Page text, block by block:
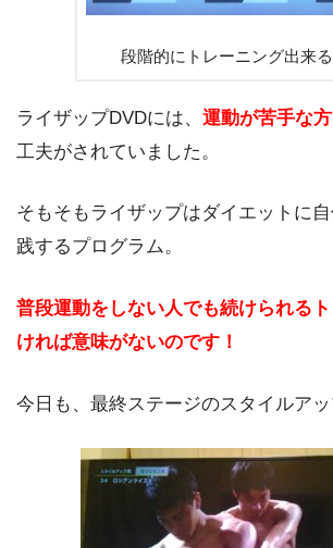
段階的にトレーニング出来
ライザップDVDには、 運動が苦手な
工夫がされていました。
そもそもライザップはダイエットに
践するプログラム。
普段運動をしない人でも続けられる
ければ意味がないのです！
今日も、最終ステージのスタイルアッ